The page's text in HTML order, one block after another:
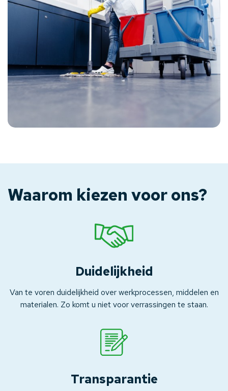
Waarom kiezen voor ons?
Duidelijkheid
Van te voren duidelijkheid over werkprocessen, middelen en
materialen. Zo komt u niet voor verrassingen te staan.
Transparantie